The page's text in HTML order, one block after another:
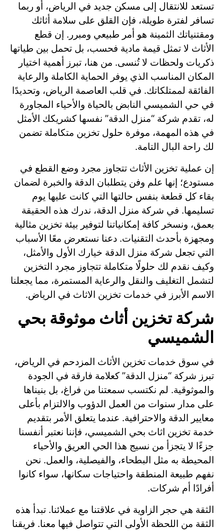
تستعد للانتقال إلى مسكن جديد في الرياض، أو ربما
تسافر لفترة طويلة، فإن القلق على سلامة أثاثك
ومقتنياتك الثمينة هو أمر طبيعي ومبرر. إن قطع
الأثاث لا تمثل قيمة مادية فحسب، بل تحمل بين طياتها
ذكريات ولحظات لا تُنسى. من هنا، تبرز أهمية اختيار
المكان المناسب الذي يوفر الحماية الكاملة والرعاية
الفائقة لممتلكاتك. في قلب العاصمة الرياض، وتحديدًا
في حي الشميسي النابض بالحياة والأحياء المجاورة
له، تقدم شركة “منزل الدقة” نفسها كشريكك الأمثل
في هذه المهمة، موفرة حلول تخزين متكاملة تضمن
لك راحة البال التامة.
إن عملية تخزين الأثاث تتجاوز مجرد وضع القطع في
مستودع؛ إنها علم وفن يتطلبان الدقة والخبرة لضمان
بقاء كل قطعة بنفس حالتها التي كانت عليها يوم
تسليمها. في شركة منزل الدقة، ندرك هذه الحقيقة
بعمق، ونسخر كافة إمكانياتنا لتوفير بيئة تخزين مثالية
ومجهزة بأحدث التقنيات. دعنا نستعرض معًا الأسباب
التي تجعل شركة منزل الدقة خيارك الأول والأمثل،
وكيف نقدم لك حلولًا متكاملة تتجاوز مجرد التخزين
لتشمل التغليف والنقل والرعاية المستمرة، مما يجعلنا
الاسم الأبرز في خدمات تخزين الاثاث في الرياض.
شركة تخزين أثاث موثوقة بحي
الشميسي
في سوق خدمات تخزين الأثاث المزدحم في الرياض،
تبرز شركة “منزل الدقة” كعلامة فارقة في الجودة
والموثوقية. لم نكتسب سمعتنا من فراغ، بل بنيناها
على مدار سنوات من العمل الدؤوب والالتزام بأعلى
معايير الدقة والاحترافية. عندما يتعلق الأمر بتقديم
خدمة تخزين اثاث بحي الشميسي، فإننا نعتبر أنفسنا
جزءًا لا يتجزأ من نسيج هذا الحي العريق والأحياء
المحيطة به مثل البطحاء، والفيصلية، والعمل. نحن
نفهم طبيعة المنطقة واحتياجات سكانها، سواء كانوا
أفرادًا أم شركات.
الثقة هي حجر الزاوية في علاقتنا مع عملائنا. تبدأ هذه
الثقة من اللحظة الأولى التي تتواصل فيها معنا. فريقنا